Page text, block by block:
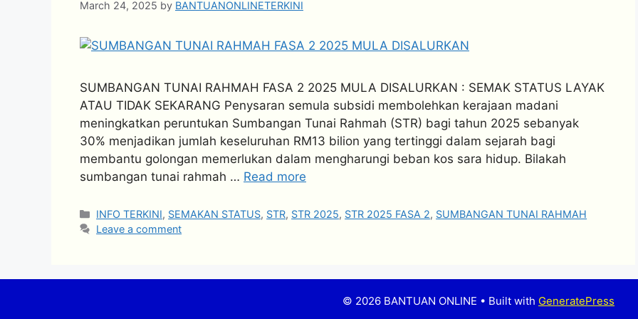
March 24, 2025 by BANTUANONLINETERKINI
SUMBANGAN TUNAI RAHMAH FASA 2 2025 MULA DISALURKAN : SEMAK STATUS LAYAK
ATAU TIDAK SEKARANG Penysaran semula subsidi membolehkan kerajaan madani
meningkatkan peruntukan Sumbangan Tunai Rahmah (STR) bagi tahun 2025 sebanyak
30% menjadikan jumlah keseluruhan RM13 bilion yang tertinggi dalam sejarah bagi
membantu golongan memerlukan dalam mengharungi beban kos sara hidup. Bilakah
sumbangan tunai rahmah … Read more
Categories
INFO TERKINI, SEMAKAN STATUS, STR, STR 2025, STR 2025 FASA 2, SUMBANGAN TUNAI RAHMAH
Leave a comment
© 2026 BANTUAN ONLINE • Built with GeneratePress